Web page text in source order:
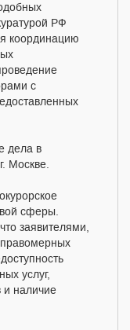
РФ
координацию
с
дела в
Москве.
сферы.
заявителями,
услуг,
и наличие